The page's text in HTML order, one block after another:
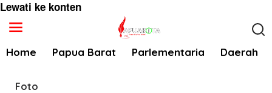
Lewati ke konten
Home Papua Barat Parlementaria Daerah
Foto